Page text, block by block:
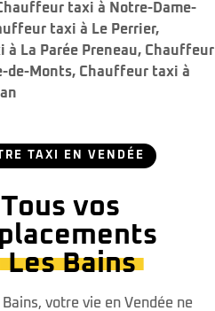
taxi à Notre-Dame-
taxi à Le Perrier,
La Parée Preneau, Chauffeur
de-Monts, Chauffeur taxi à
TAXI EN VENDÉE
Tous vos
Les Bains
Bains, votre vie en Vendée ne